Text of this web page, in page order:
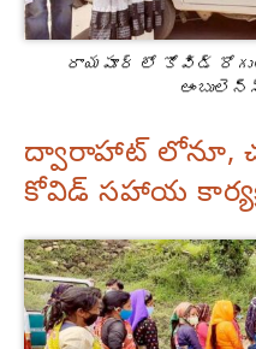
రాయపూర్ లో కోవిడ్
ద్వారాహాట్ లోనూ,
కోవిడ్ సహాయ